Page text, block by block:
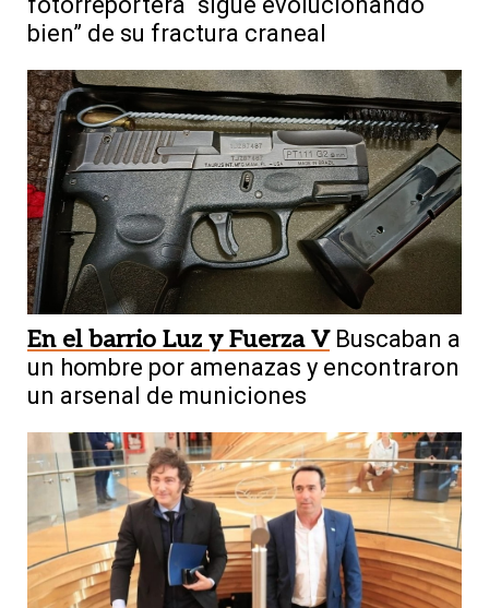
bien” de su fractura craneal
En el barrio Luz y Fuerza V Buscaban a
un hombre por amenazas y encontraron
un arsenal de municiones